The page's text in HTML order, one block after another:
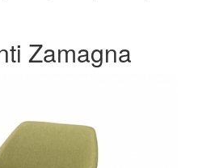
Zamagna